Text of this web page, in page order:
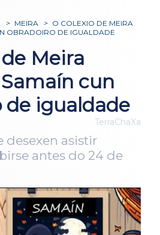
> MEIRA > O COLEXIO DE MEIRA
OBRADOIRO DE IGUALDADE
Meira
cun
de igualdade
TerraChaXa
desexen asistir
antes do 24 de